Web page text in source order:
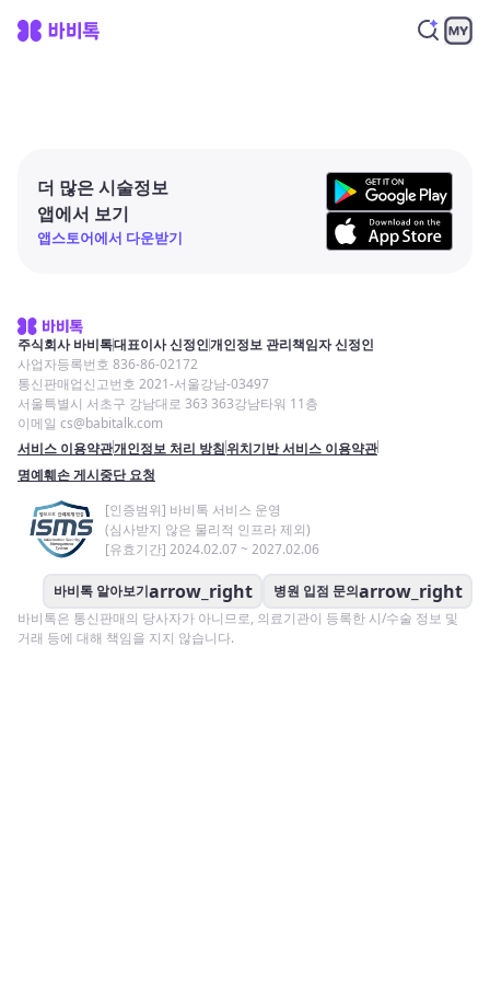
더 많은 시술정보
앱에서 보기
앱스토어에서 다운받기
주식회사 바비톡대표이사 신정인개인정보 관리책임자 신정인
사업자등록번호 836-86-02172
통신판매업신고번호 2021-서울강남-03497
서울특별시 서초구 강남대로 363 363강남타워 11층
이메일 cs@babitalk.com
서비스 이용약관개인정보 처리 방침위치기반 서비스 이용약관
명예훼손 게시중단 요청
[인증범위] 바비톡 서비스 운영
(심사받지 않은 물리적 인프라 제외)
[유효기간] 2024.02.07 ~ 2027.02.06
바비톡 알아보기arrow_right 병원 입점 문의arrow_right
바비톡은 통신판매의 당사자가 아니므로, 의료기관이 등록한 시/수술 정보 및
거래 등에 대해 책임을 지지 않습니다.